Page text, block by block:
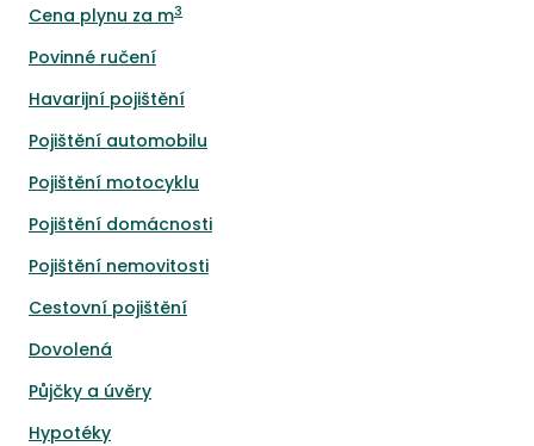
Cena plynu za m3
Povinné ručení
Havarijní pojištění
Pojištění automobilu
Pojištění motocyklu
Pojištění domácnosti
Pojištění nemovitosti
Cestovní pojištění
Dovolená
Půjčky a úvěry
Hypotéky